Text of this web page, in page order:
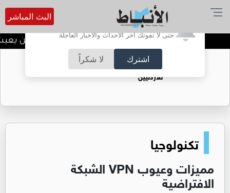
أترغب في تفعيل الإشعارات؟
حتى لا تفوتك آخر الأحداث والأخبار العاجلة
اشترك لا شكراً
البث المباشر
"حين يمر الزمن بنا هل نحن من يعيشه
حقل الريشة حين يتحول الغاز إلى فرص عمل
للأردنيين
تكنولوجيا
مميزات وعيوب VPN الشبكة
الافتراضية